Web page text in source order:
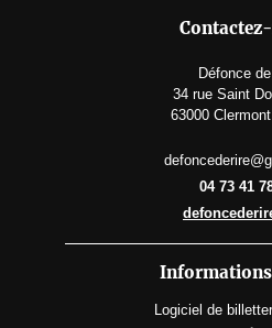
Défonce
34 rue Saint
63000
04 73 41
Informations
Logiciel de